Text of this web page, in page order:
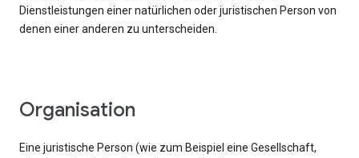
Dienstleistungen einer natürlichen oder juristischen Person von
denen einer anderen zu unterscheiden.
Organisation
Eine juristische Person (wie zum Beispiel eine Gesellschaft,